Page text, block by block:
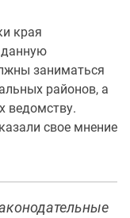
края
данную
заниматься
районов, а
ведомству.
свое мнение